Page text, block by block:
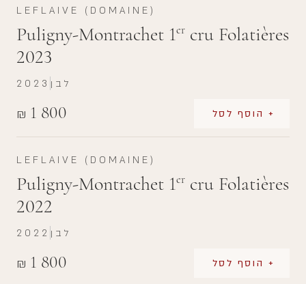
LEFLAIVE (DOMAINE)
Puligny-Montrachet 1er cru Folatières
2023
₪ 1 800 + הוסף לסל
2023 לבן
LEFLAIVE (DOMAINE)
Puligny-Montrachet 1er cru Folatières
2022
₪ 1 800 + הוסף לסל
2022 לבן